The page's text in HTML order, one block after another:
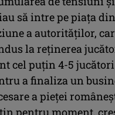
să intre pe piața
a autorităților,
la reținerea
cel puțin 4-5
a finaliza un
a pieței
pentru moment,